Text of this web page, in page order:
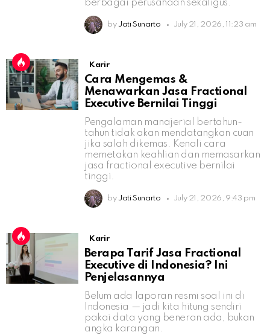
berbagai perusahaan sekaligus.
by Jati Sunarto July 21, 2026, 11:23 am
Karir
Cara Mengemas &
Menawarkan Jasa Fractional
Executive Bernilai Tinggi
Pengalaman manajerial bertahun-
tahun tidak akan mendatangkan cuan
jika salah dikemas. Kenali cara
memetakan keahlian dan memasarkan
jasa fractional executive bernilai
tinggi.
by Jati Sunarto July 21, 2026, 9:43 pm
Karir
Berapa Tarif Jasa Fractional
Executive di Indonesia? Ini
Penjelasannya
Belum ada laporan resmi soal ini di
Indonesia — jadi kita hitung sendiri
pakai data yang beneran ada, bukan
angka karangan.